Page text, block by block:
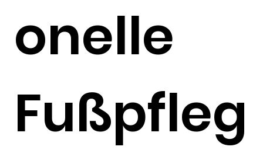
onelle
Fußpfleg